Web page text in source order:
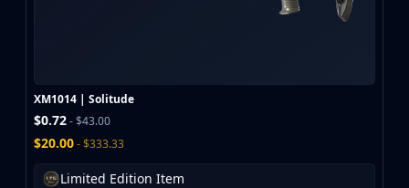
XM1014 | Solitude
$0.72- $43.00
$20.00- $333.33
Limited Edition Item